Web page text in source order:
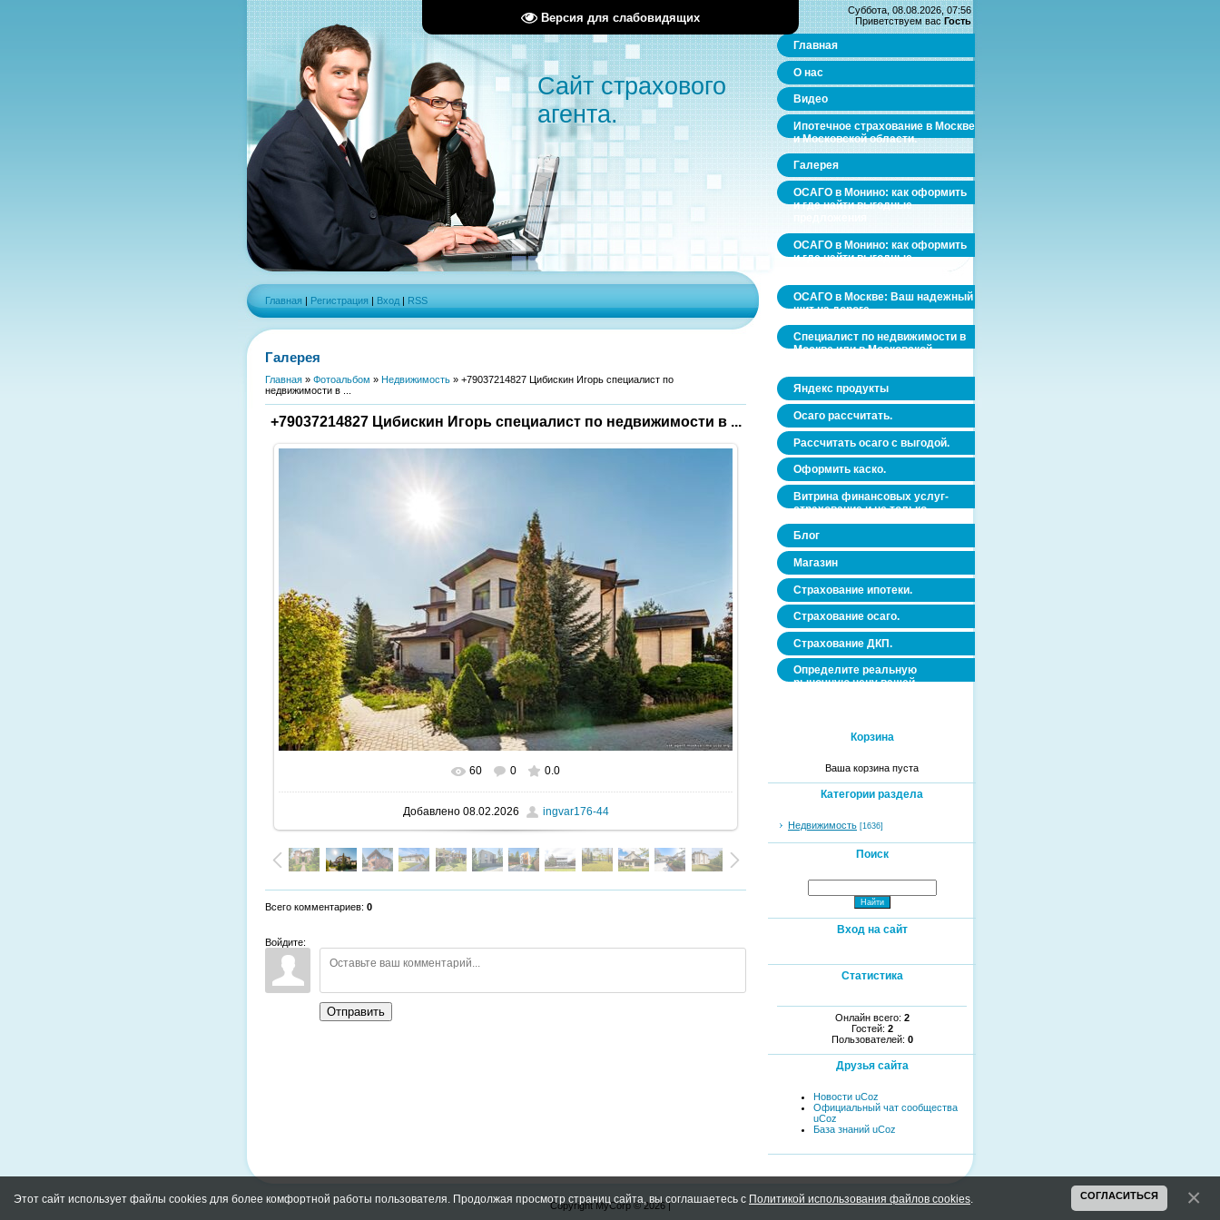
Версия для слабовидящих
Сайт страхового
агента.
Главная | Регистрация | Вход | RSS
Галерея
Главная » Фотоальбом » Недвижимость » +79037214827 Цибискин Игорь специалист по
недвижимости в ...
+79037214827 Цибискин Игорь специалист по недвижимости в ...
В реальном размере 1600x1067
60 0 0.0
Добавлено08.02.2026 ingvar176-44
Всего комментариев: 0
Войдите:
Отправить
Суббота, 08.08.2026, 07:56
Приветствуем вас Гость
Главная
О нас
Видео
Ипотечное страхование в Москве
и Московской области.
Галерея
ОСАГО в Монино: как оформить
и где найти выгодные
ОСАГО в Монино: как оформить
и где найти выгодные
ОСАГО в Москве: Ваш надежный
щит на дороге
Специалист по недвижимости в
Москве или в Московской
Яндекс продукты
Осаго рассчитать.
Рассчитать осаго с выгодой.
Оформить каско.
Витрина финансовых услуг-
страхование и не только.
Блог
Магазин
Страхование ипотеки.
Страхование осаго.
Страхование ДКП.
Определите реальную
рыночную цену вашей
Корзина
Ваша корзина пуста
Категории раздела
Недвижимость [1636]
Поиск
Вход на сайт
Статистика
Онлайн всего: 2
Гостей: 2
Пользователей: 0
Друзья сайта
Новости uCoz
Официальный чат сообщества
uCoz
База знаний uCoz
Copyright MyCorp © 2026|
Этот сайт использует файлы cookies для более комфортной работы пользователя. Продолжая просмотр страниц сайта, вы соглашаетесь с Политикой использования файлов cookies СОГЛАСИТЬСЯ